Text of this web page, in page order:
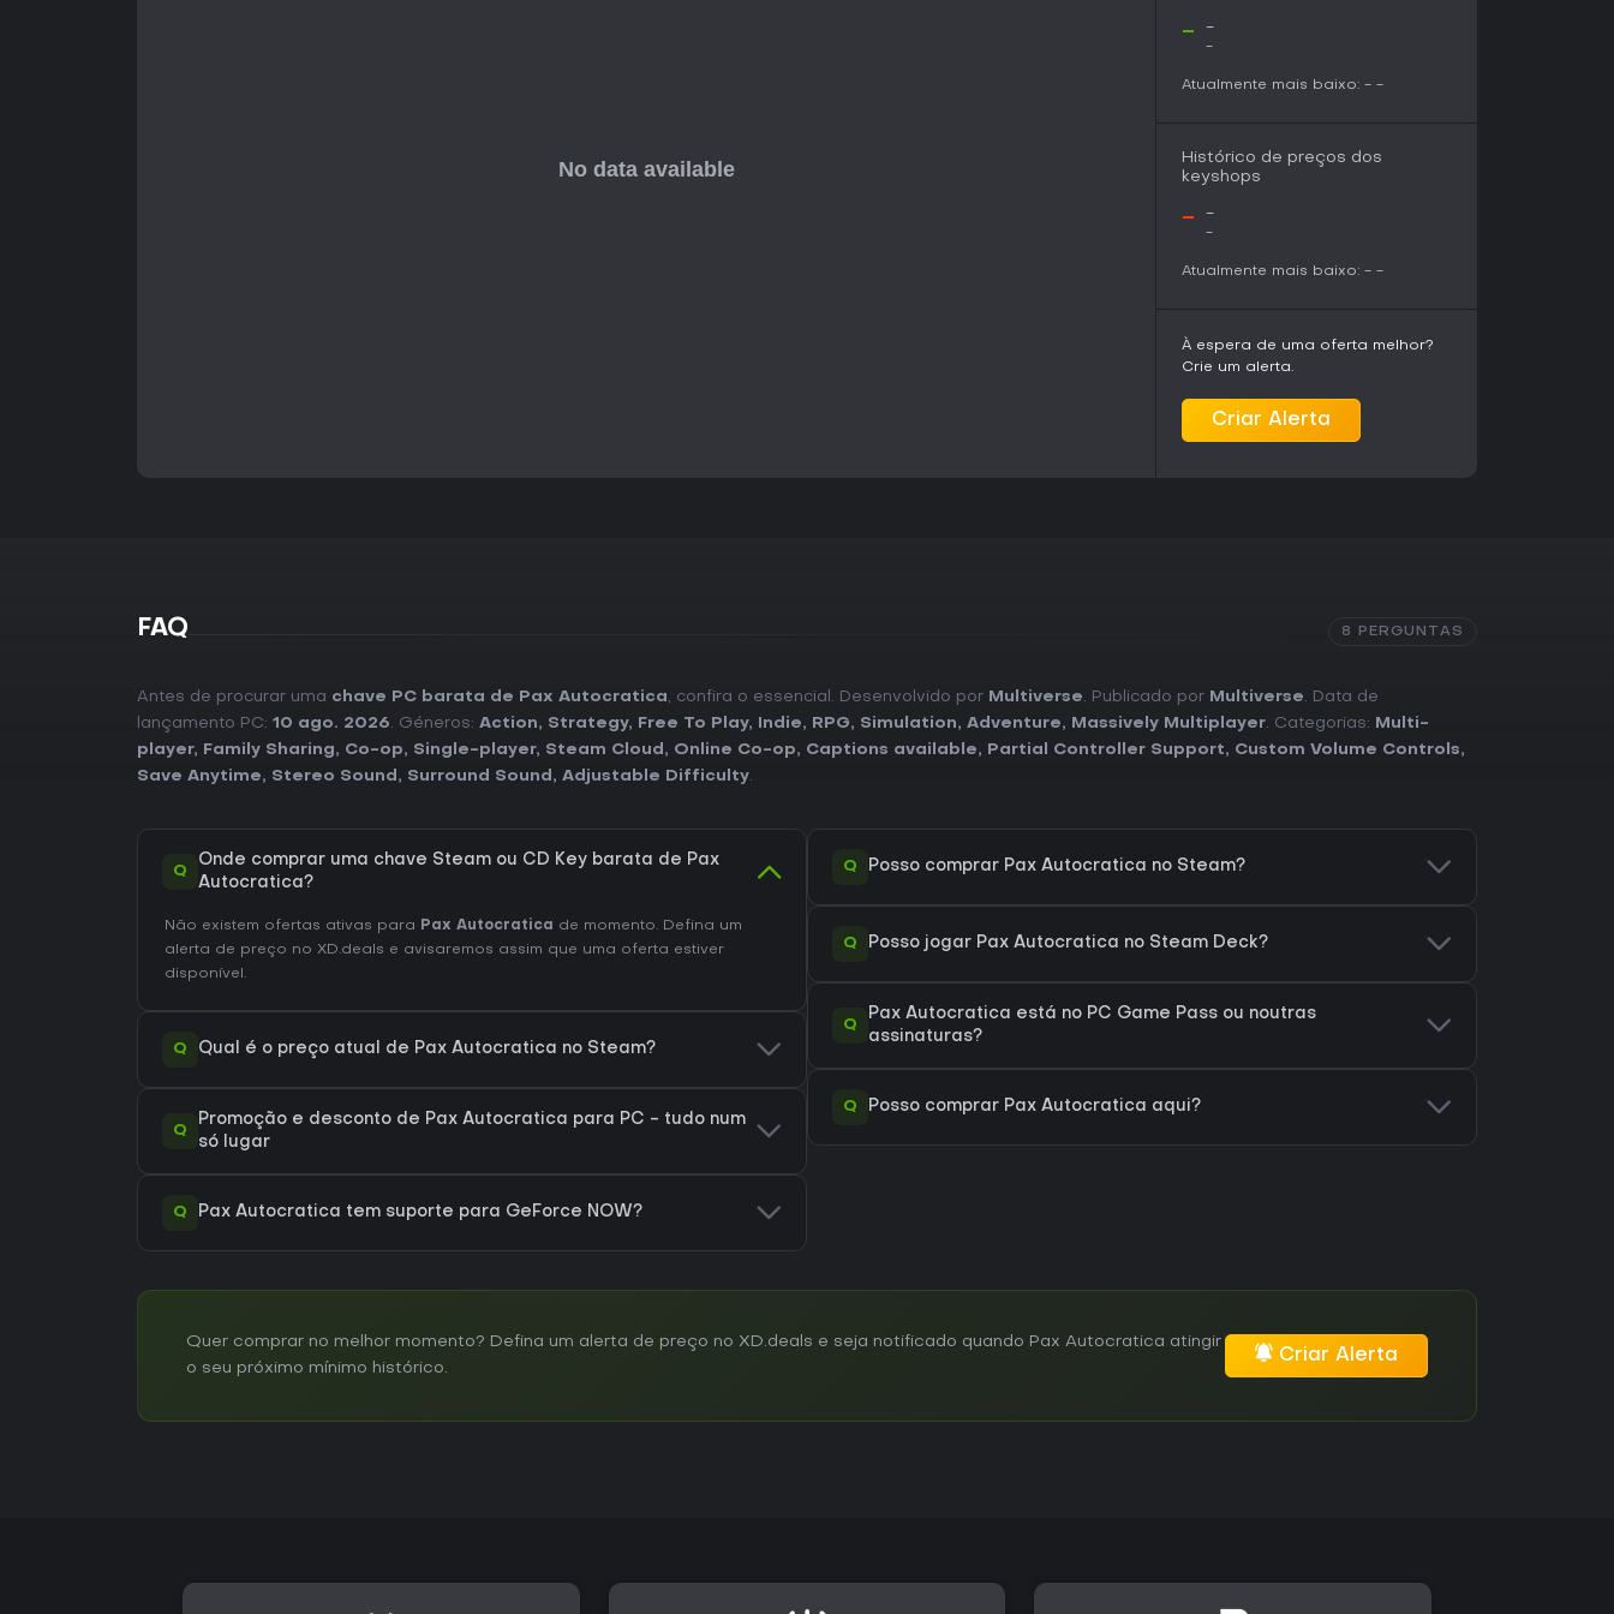
- -
-
Atualmente mais baixo: - -
Histórico de preços dos
keyshops
- -
-
Atualmente mais baixo: - -
À espera de uma oferta melhor?
Crie um alerta.
Criar Alerta
FAQ 8 PERGUNTAS
Antes de procurar uma chave PC barata de Pax Autocratica, confira o essencial. Desenvolvido por Multiverse. Publicado por Multiverse. Data de
lançamento PC: 10 ago. 2026. Géneros: Action, Strategy, Free To Play, Indie, RPG, Simulation, Adventure, Massively Multiplayer. Categorias:
Multi-
player, Family Sharing, Co-op, Single-player, Steam Cloud , Online Co-op, Captions available, Partial Controller Support, Custom Volume Controls,
Save Anytime, Stereo Sound , Surround Sound , Adjustable Difficulty.
Q
Onde comprar uma chave Steam ou CD Key barata de Pax
Autocratica?
Não existem ofertas ativas para Pax Autocratica de momento. Defina um
alerta de preço no XD.deals e avisaremos assim que uma oferta estiver
disponível.
Q Qual é o preço atual de Pax Autocratica no Steam?
Q
Promoção e desconto de Pax Autocratica para PC - tudo num
só lugar
Q Pax Autocratica tem suporte para GeForce NOW?
Q Posso comprar Pax Autocratica no Steam?
Q Posso jogar Pax Autocratica no Steam Deck?
Q
Pax Autocratica está no PC Game Pass ou noutras
assinaturas?
Q Posso comprar Pax Autocratica aqui?
Quer comprar no melhor momento? Defina um alerta de preço no XD.deals e seja notificado quando Pax Autocratica atingir
o seu próximo mínimo histórico.
Criar Alerta